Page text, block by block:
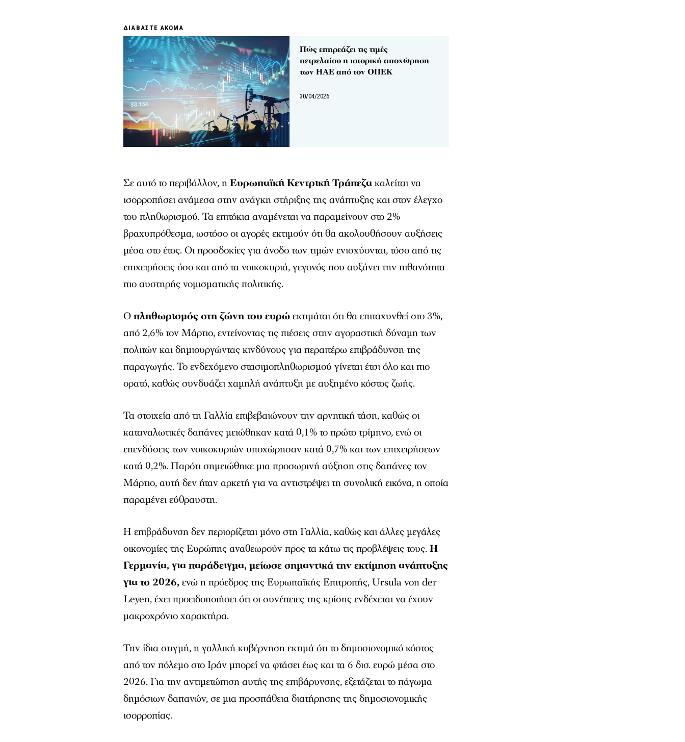
ΔΙΑΒΑΣΤΕ ΑΚΟΜΑ
Πώς επηρεάζει τις τιμές
πετρελαίου η ιστορική αποχώρηση
των ΗΑΕ από τον ΟΠΕΚ
30/04/2026
Σε αυτό το περιβάλλον, ηΕυρωπαϊκή Κεντρική Τράπεζακαλείται να
ισορροπήσει ανάμεσα στην ανάγκη στήριξης της ανάπτυξης και στον έλεγχο
του πληθωρισμού. Τα επιτόκια αναμένεται να παραμείνουν στο 2%
βραχυπρόθεσμα, ωστόσο οι αγορές εκτιμούν ότι θα ακολουθήσουν αυξήσεις
μέσα στο έτος. Οι προσδοκίες για άνοδο των τιμών ενισχύονται, τόσο από τις
επιχειρήσεις όσο και από τα νοικοκυριά, γεγονός που αυξάνει την πιθανότητα
πιο αυστηρής νομισματικής πολιτικής.
Οπληθωρισμός στη ζώνη του ευρώεκτιμάται ότι θα επιταχυνθεί στο 3%,
από 2,6% τον Μάρτιο, εντείνοντας τις πιέσεις στην αγοραστική δύναμη των
πολιτών και δημιουργώντας κινδύνους για περαιτέρω επιβράδυνση της
παραγωγής. Το ενδεχόμενο στασιμοπληθωρισμού γίνεται έτσι όλο και πιο
ορατό, καθώς συνδυάζει χαμηλή ανάπτυξη με αυξημένο κόστος ζωής.
Τα στοιχεία από τη Γαλλία επιβεβαιώνουν την αρνητική τάση, καθώς οι
καταναλωτικές δαπάνες μειώθηκαν κατά 0,1% το πρώτο τρίμηνο, ενώ οι
επενδύσεις των νοικοκυριών υποχώρησαν κατά 0,7% και των επιχειρήσεων
κατά 0,2%. Παρότι σημειώθηκε μια προσωρινή αύξηση στις δαπάνες τον
Μάρτιο, αυτή δεν ήταν αρκετή για να αντιστρέψει τη συνολική εικόνα, η οποία
παραμένει εύθραυστη.
Η επιβράδυνση δεν περιορίζεται μόνο στη Γαλλία, καθώς και άλλες μεγάλες
οικονομίες της Ευρώπης αναθεωρούν προς τα κάτω τις προβλέψεις τους. Η
Γερμανία, για παράδειγμα, μείωσε σημαντικά την εκτίμηση ανάπτυξης
για το 2026,ενώ η πρόεδρος της Ευρωπαϊκής Επιτροπής, Ursula von der
Leyen, έχει προειδοποιήσει ότι οι συνέπειες της κρίσης ενδέχεται να έχουν
μακροχρόνιο χαρακτήρα.
Την ίδια στιγμή, η γαλλική κυβέρνηση εκτιμά ότι το δημοσιονομικό κόστος
από τον πόλεμο στο Ιράν μπορεί να φτάσει έως και τα 6 δισ. ευρώ μέσα στο
2026. Για την αντιμετώπιση αυτής της επιβάρυνσης, εξετάζεται το πάγωμα
δημόσιων δαπανών, σε μια προσπάθεια διατήρησης της δημοσιονομικής
ισορροπίας.